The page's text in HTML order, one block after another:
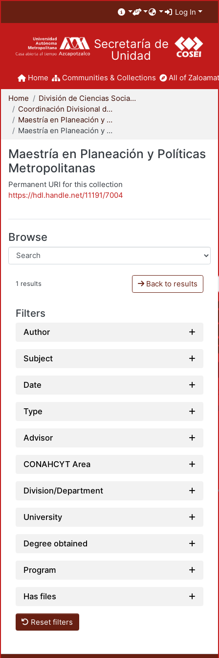
Log In
Secretaría de
Unidad
Home Communities & Collections All of
Home
División de Ciencias Sociales y Humanidades
Coordinación Divisional de Posgrado
Maestría en Planeación y Políticas Metropolitanas
Maestría en Planeación y Políticas Metropolitanas
Maestría en Planeación y Políticas
Metropolitanas
Permanent URI for this collection
https://hdl.handle.net/11191/7004
Browse
1 results Back to results
Filters
Author
Subject
Date
Type
Advisor
CONAHCYT Area
Division/Department
University
Degree obtained
Program
Has files
Reset filters